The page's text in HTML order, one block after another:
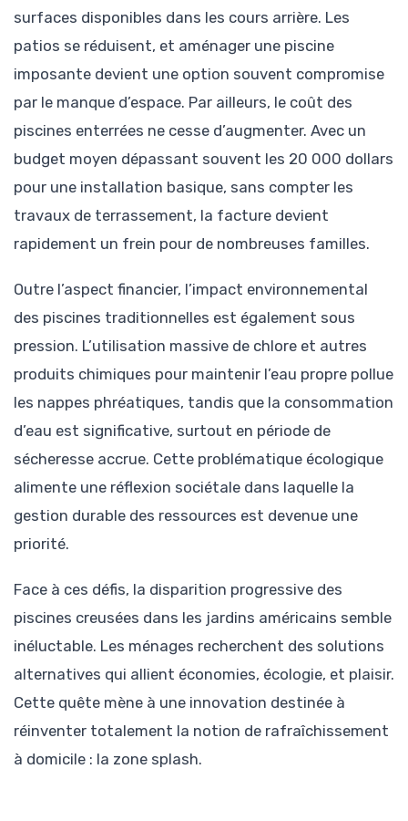
surfaces disponibles dans les cours arrière. Les
patios se réduisent, et aménager une piscine
imposante devient une option souvent compromise
par le manque d’espace. Par ailleurs, le coût des
piscines enterrées ne cesse d’augmenter. Avec un
budget moyen dépassant souvent les 20 000 dollars
pour une installation basique, sans compter les
travaux de terrassement, la facture devient
rapidement un frein pour de nombreuses familles.
Outre l’aspect financier, l’impact environnemental
des piscines traditionnelles est également sous
pression. L’utilisation massive de chlore et autres
produits chimiques pour maintenir l’eau propre pollue
les nappes phréatiques, tandis que la consommation
d’eau est significative, surtout en période de
sécheresse accrue. Cette problématique écologique
alimente une réflexion sociétale dans laquelle la
gestion durable des ressources est devenue une
priorité.
Face à ces défis, la disparition progressive des
piscines creusées dans les jardins américains semble
inéluctable. Les ménages recherchent des solutions
alternatives qui allient économies, écologie, et plaisir.
Cette quête mène à une innovation destinée à
réinventer totalement la notion de rafraîchissement
à domicile : la zone splash.